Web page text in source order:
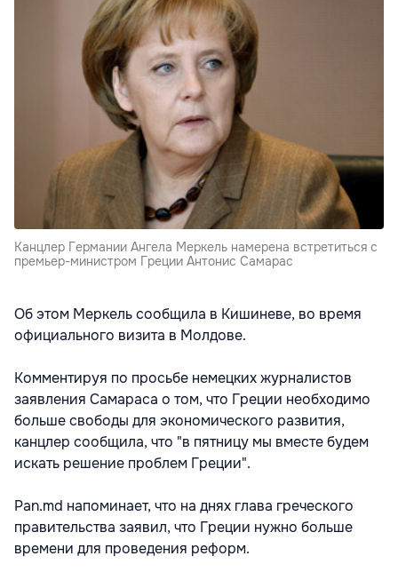
Kанцлер Германии Ангела Меркель намерена встретиться с
премьер-министром Греции Антонис Самарас
Об этом Меркель сообщила в Кишиневе, во время
официального визита в Молдове.
Комментируя по просьбе немецких журналистов
заявления Самараса о том, что Греции необходимо
больше свободы для экономического развития,
канцлер сообщила, что "в пятницу мы вместе будем
искать решение проблем Греции".
Pan.md напоминает, что на днях глава греческого
правительства заявил, что Греции нужно больше
времени для проведения реформ.